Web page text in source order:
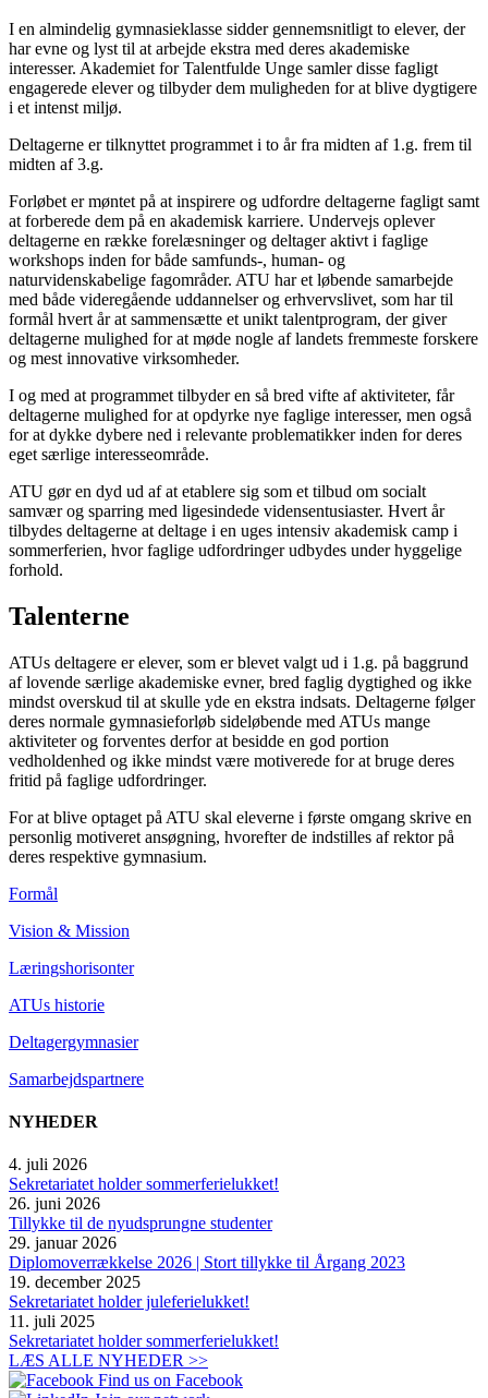
I en almindelig gymnasieklasse sidder gennemsnitligt to elever, der
har evne og lyst til at arbejde ekstra med deres akademiske
interesser. Akademiet for Talentfulde Unge samler disse fagligt
engagerede elever og tilbyder dem muligheden for at blive dygtigere
i et intenst miljø.
Deltagerne er tilknyttet programmet i to år fra midten af 1.g. frem til
midten af 3.g.
Forløbet er møntet på at inspirere og udfordre deltagerne fagligt samt
at forberede dem på en akademisk karriere. Undervejs oplever
deltagerne en række forelæsninger og deltager aktivt i faglige
workshops inden for både samfunds-, human- og
naturvidenskabelige fagområder. ATU har et løbende samarbejde
med både videregående uddannelser og erhvervslivet, som har til
formål hvert år at sammensætte et unikt talentprogram, der giver
deltagerne mulighed for at møde nogle af landets fremmeste forskere
og mest innovative virksomheder.
I og med at programmet tilbyder en så bred vifte af aktiviteter, får
deltagerne mulighed for at opdyrke nye faglige interesser, men også
for at dykke dybere ned i relevante problematikker inden for deres
eget særlige interesseområde.
ATU gør en dyd ud af at etablere sig som et tilbud om socialt
samvær og sparring med ligesindede vidensentusiaster. Hvert år
tilbydes deltagerne at deltage i en uges intensiv akademisk camp i
sommerferien, hvor faglige udfordringer udbydes under hyggelige
forhold.
Talenterne
ATUs deltagere er elever, som er blevet valgt ud i 1.g. på baggrund
af lovende særlige akademiske evner, bred faglig dygtighed og ikke
mindst overskud til at skulle yde en ekstra indsats. Deltagerne følger
deres normale gymnasieforløb sideløbende med ATUs mange
aktiviteter og forventes derfor at besidde en god portion
vedholdenhed og ikke mindst være motiverede for at bruge deres
fritid på faglige udfordringer.
For at blive optaget på ATU skal eleverne i første omgang skrive en
personlig motiveret ansøgning, hvorefter de indstilles af rektor på
deres respektive gymnasium.
Formål
Vision & Mission
Læringshorisonter
ATUs historie
Deltagergymnasier
Samarbejdspartnere
NYHEDER
4. juli 2026
Sekretariatet holder sommerferielukket!
26. juni 2026
Tillykke til de nyudsprungne studenter
29. januar 2026
Diplomoverrækkelse 2026 | Stort tillykke til Årgang 2023
19. december 2025
Sekretariatet holder juleferielukket!
11. juli 2025
Sekretariatet holder sommerferielukket!
LÆS ALLE NYHEDER >>
Find us on Facebook